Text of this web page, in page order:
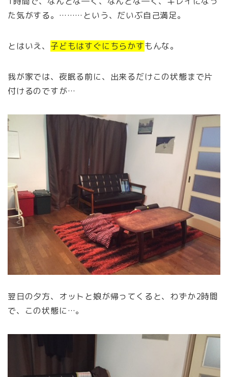
た気がする。………という、だいぶ自己満足。
とはいえ、 子どもはすぐにちらかすもんな。
我が家では、夜眠る前に、出来るだけこの状態まで片
付けるのですが…
翌日の夕方、オットと娘が帰ってくると、わずか2時間
で、この状態に…。